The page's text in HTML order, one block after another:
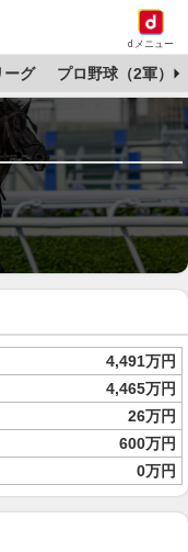
dメニュー
ーグ プロ野球（2軍）
4,491万円
4,465万円
26万円
600万円
0万円